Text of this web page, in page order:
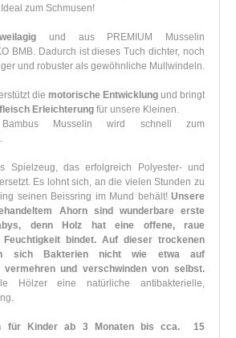
zum Schmusen!
und aus PREMIUM Musselin
BMB. Dadurch ist dieses Tuch dichter, noch
und robuster als gewöhnliche Mullwindeln.
die motorische Entwicklung und bringt
Erleichterung für unsere Kleinen.
Musselin wird schnell zum
Spielzeug, das erfolgreich Polyester- und
Es lohnt sich, an die vielen Stunden zu
seinen Beissring im Mund behält! Unsere
Ahorn sind wunderbare erste
denn Holz hat eine offene, raue
Feuchtigkeit bindet. Auf dieser trockenen
sich Bakterien nicht wie etwa auf
vermehren und verschwinden von selbst.
Hölzer eine natürliche antibakterielle,
für Kinder ab 3 Monaten bis cca. 15